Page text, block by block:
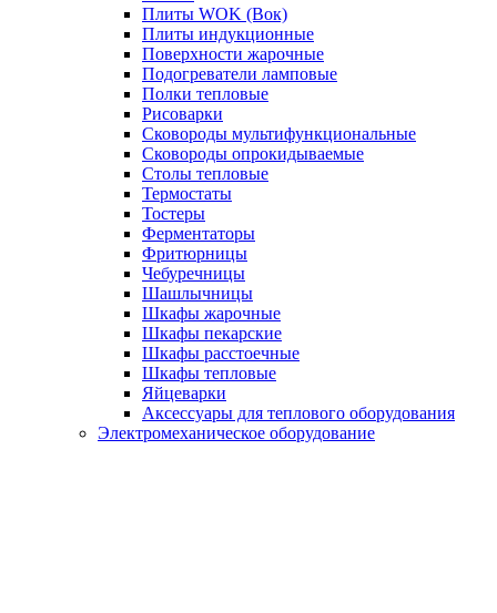
Плиты WOK (Вок)
Плиты индукционные
Поверхности жарочные
Подогреватели ламповые
Полки тепловые
Рисоварки
Сковороды мультифункциональные
Сковороды опрокидываемые
Столы тепловые
Термостаты
Тостеры
Ферментаторы
Фритюрницы
Чебуречницы
Шашлычницы
Шкафы жарочные
Шкафы пекарские
Шкафы расстоечные
Шкафы тепловые
Яйцеварки
Аксессуары для теплового оборудования
Электромеханическое оборудование